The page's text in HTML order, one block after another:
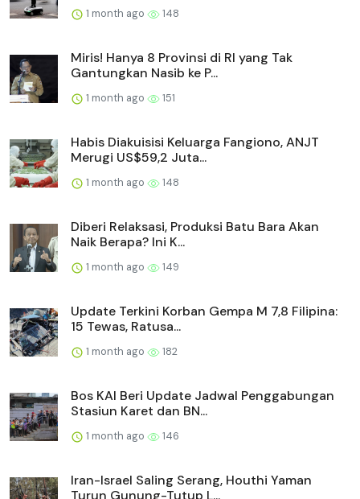
1 month ago 148
Miris! Hanya 8 Provinsi di RI yang Tak
Gantungkan Nasib ke P...
1 month ago 151
Habis Diakuisisi Keluarga Fangiono, ANJT
Merugi US$59,2 Juta...
1 month ago 148
Diberi Relaksasi, Produksi Batu Bara Akan
Naik Berapa? Ini K...
1 month ago 149
Update Terkini Korban Gempa M 7,8 Filipina:
15 Tewas, Ratusa...
1 month ago 182
Bos KAI Beri Update Jadwal Penggabungan
Stasiun Karet dan BN...
1 month ago 146
Iran-Israel Saling Serang, Houthi Yaman
Turun Gunung-Tutup L...